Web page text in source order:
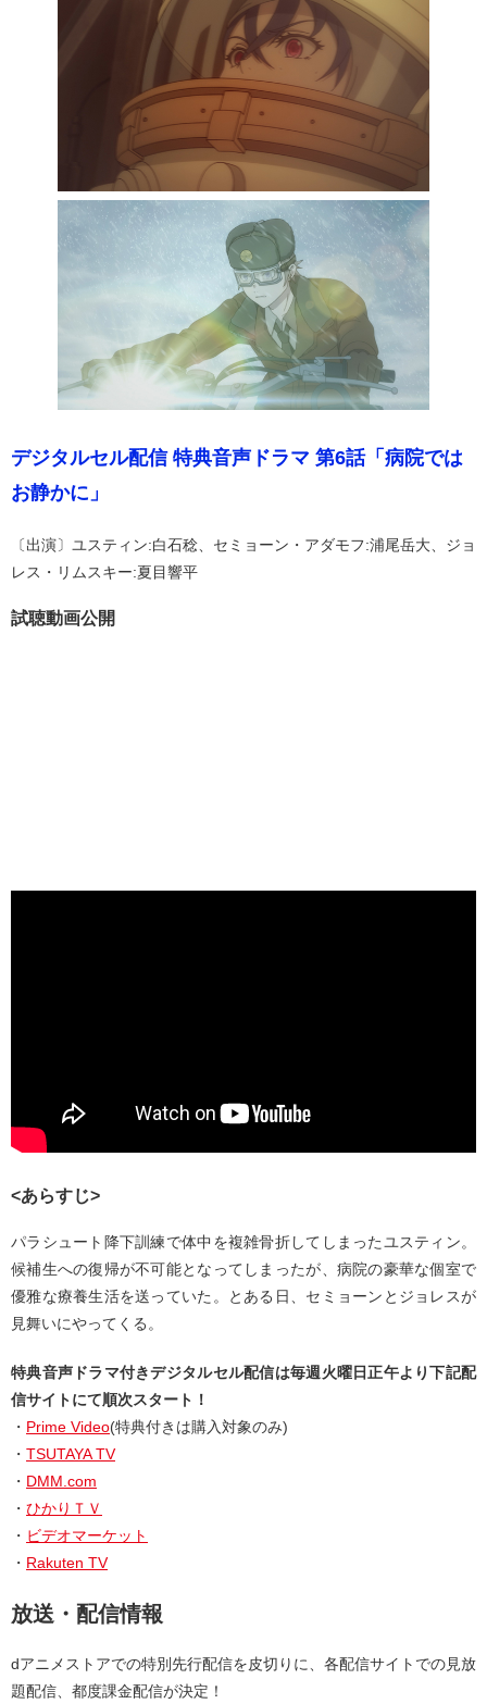
デジタルセル配信 特典音声ドラマ 第6話「病院では
お静かに」
〔出演〕ユスティン:白石稔、セミョーン・アダモフ:浦尾岳大、ジョ
レス・リムスキー:夏目響平
試聴動画公開
<あらすじ>
パラシュート降下訓練で体中を複雑骨折してしまったユスティン。
候補生への復帰が不可能となってしまったが、病院の豪華な個室で
優雅な療養生活を送っていた。とある日、セミョーンとジョレスが
見舞いにやってくる。
特典音声ドラマ付きデジタルセル配信は毎週火曜日正午より下記配
信サイトにて順次スタート！
・ Prime Video(特典付きは購入対象のみ)
・ TSUTAYA TV
・ DMM.com
・ ひかりＴＶ
・ ビデオマーケット
・ Rakuten TV
放送・配信情報
dアニメストアでの特別先行配信を皮切りに、各配信サイトでの見放
題配信、都度課金配信が決定！